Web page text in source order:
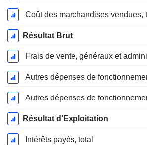
Coût des marchandises vendues,
Résultat Brut
Frais de vente, généraux et
Autres dépenses de
Autres dépenses de
Résultat d'Exploitation
Intérêts payés, total